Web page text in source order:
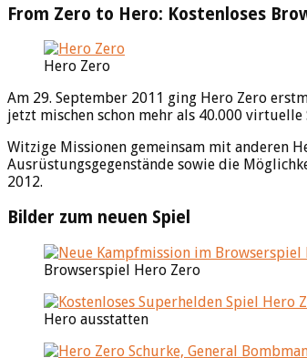
From Zero to Hero: Kostenloses
Hero Zero
Am 29. September 2011 ging Hero Zero
jetzt mischen schon mehr als 40.000
Witzige Missionen gemeinsam mit anderen
Ausrüstungsgegenstände sowie die
2012.
Bilder zum neuen Spiel
Browserspiel Hero Zero
Hero ausstatten